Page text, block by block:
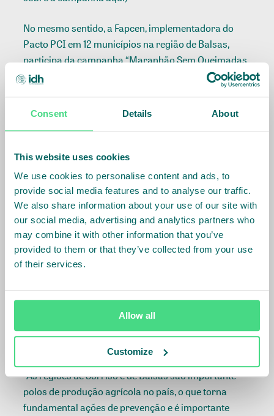
Consent Details About
This website uses cookies
We use cookies to personalise content and ads, to
provide social media features and to analyse our traffic.
We also share information about your use of our site with
our social media, advertising and analytics partners who
may combine it with other information that you’ve
provided to them or that they’ve collected from your use
of their services.
Allow all
Customize
No mesmo sentido, a Fapcen, implementadora do
Pacto PCI em 12 municípios na região de Balsas,
participa da campanha “Maranhão Sem Queimadas
2021”, promovida pelo Governo do Estado, com
apoio de diversas outras instituições. A campanha
também tem o objetivo de atuar na capacitação para
A superintendente da Fapcen, Gisela Introvini,
ressaltou que uma das metas do Pacto da Região de
Balsas é apoiar ações que reduzam, em até 50%, as
queimadas até 2025. “Firmando ainda mais a
parceria existente entre a Fapcen com o 4° Batalhão
de Corpo Bombeiros de Balsas, foram doados
equipamentos de combate ao fogo, como também
treinamentos e palestras nos diferentes eventos que
a instituição promove, com isso, possibilitando que a
meta proposta no Pacto Regional de Balsas seja
alcançada com total êxito”, explicou.
“As regiões de Sorriso e de Balsas são importante
polos de produção agrícola no país, o que torna
fundamental ações de prevenção e é importante